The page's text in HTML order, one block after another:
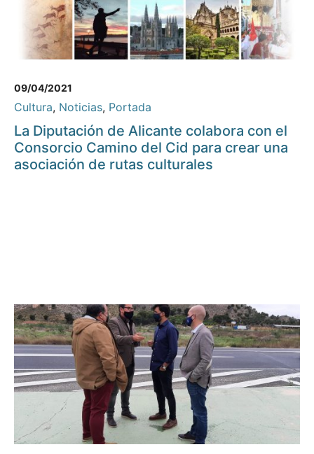
09/04/2021
Cultura, Noticias, Portada
La Diputación de Alicante colabora con el
Consorcio Camino del Cid para crear una
asociación de rutas culturales